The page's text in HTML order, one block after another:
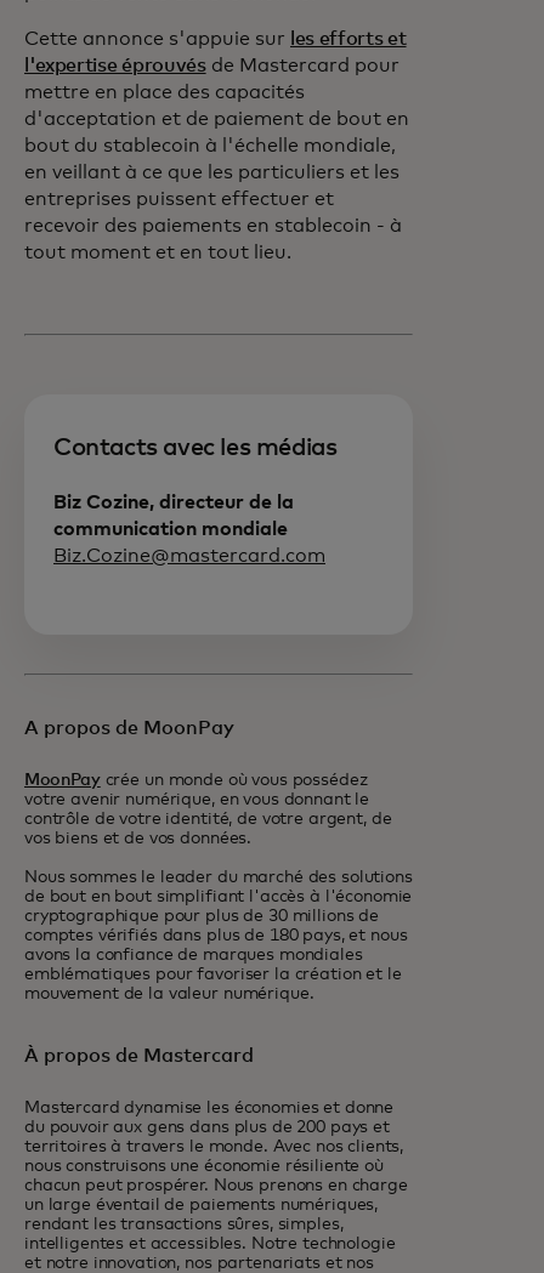
Cette annonce s'appuie sur
les efforts et
l'expertise éprouvésde Mastercard pour
mettre en place des capacités
d'acceptation et de paiement de bout en
bout du stablecoin à l'échelle mondiale,
en veillant à ce que les particuliers et les
entreprises puissent effectuer et
recevoir des paiements en stablecoin - à
tout moment et en tout lieu.
Contacts avec les médias
Biz Cozine, directeur de la
communication mondiale
Biz.Cozine@mastercard.com
A propos de MoonPay
MoonPaycrée un monde où vous possédez
votre avenir numérique, en vous donnant le
contrôle de votre identité, de votre argent, de
vos biens et de vos données.
Nous sommes le leader du marché des solutions
de bout en bout simplifiant l'accès à l'économie
cryptographique pour plus de 30 millions de
comptes vérifiés dans plus de 180 pays, et nous
avons la confiance de marques mondiales
emblématiques pour favoriser la création et le
mouvement de la valeur numérique.
À propos de Mastercard
Mastercard dynamise les économies et donne
du pouvoir aux gens dans plus de 200 pays et
territoires à travers le monde. Avec nos clients,
nous construisons une économie résiliente où
chacun peut prospérer. Nous prenons en charge
un large éventail de paiements numériques,
rendant les transactions sûres, simples,
intelligentes et accessibles. Notre technologie
et notre innovation, nos partenariats et nos